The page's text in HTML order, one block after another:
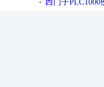
· 西门子PLC1000